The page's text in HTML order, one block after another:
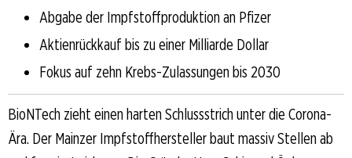
Abgabe der Impfstoffproduktion an Pfizer
Aktienrückkauf bis zu einer Milliarde Dollar
Fokus auf zehn Krebs-Zulassungen bis 2030
BioNTech zieht einen harten Schlussstrich unter die Corona-
Ära. Der Mainzer Impfstoffhersteller baut massiv Stellen ab